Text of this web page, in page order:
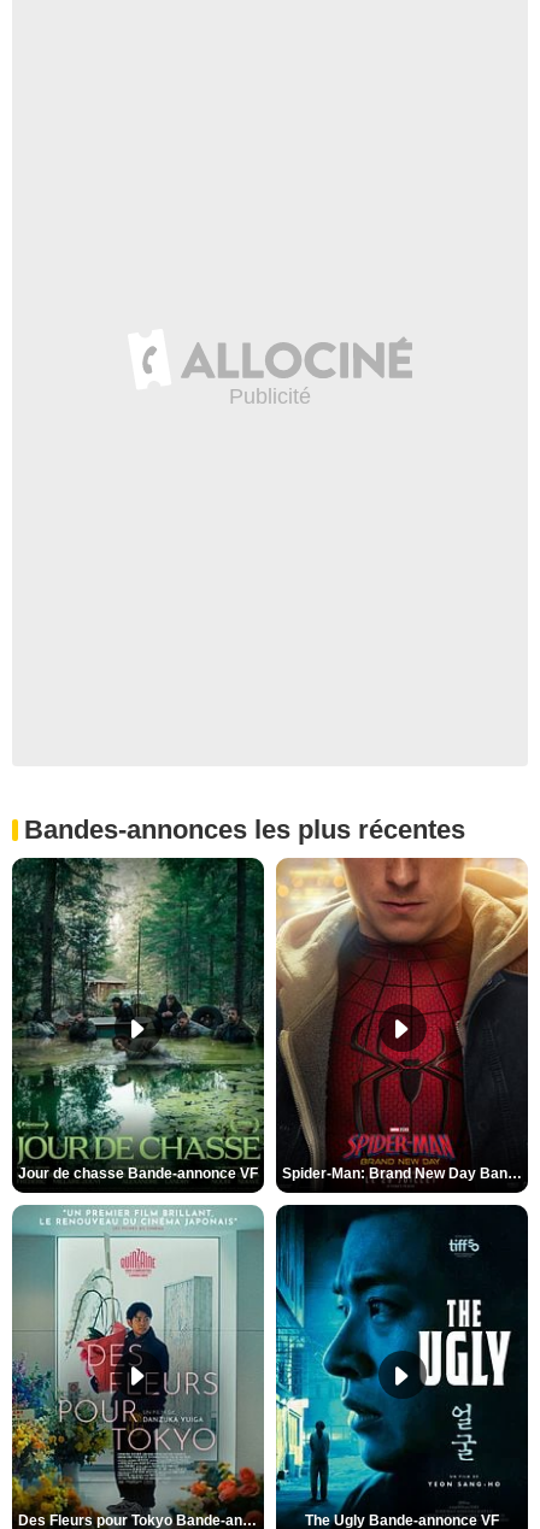
Bandes-annonces les plus récentes
Jour de chasse Bande-annonce VF Spider-Man: Brand New Day Bande-annonce (3) VO STFR
Des Fleurs pour Tokyo Bande-annonce VO STFR The Ugly Bande-annonce VF